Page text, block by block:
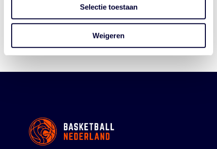
Selectie toestaan
Weigeren
Bestuur En Commissies
Medewerkers